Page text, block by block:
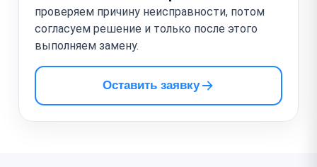
проверяем причину неисправности, потом
согласуем решение и только после этого
выполняем замену.
Оставить заявку